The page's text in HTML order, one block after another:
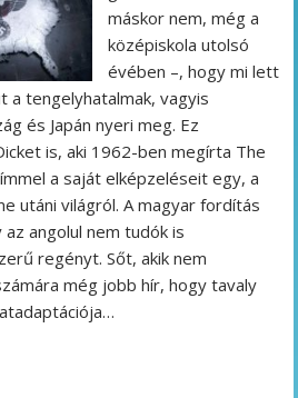
máskor nem, még a
középiskola utolsó
évében –, hogy mi lett
a tengelyhatalmak, vagyis
és Japán nyeri meg. Ez
is, aki 1962-ben megírta The
a saját elképzeléseit egy, a
utáni világról. A magyar fordítás
angolul nem tudók is
regényt. Sőt, akik nem
még jobb hír, hogy tavaly